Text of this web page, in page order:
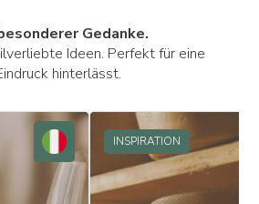
Gedanke.
Ideen. Perfekt für eine
hinterlässt.
INSPIRATION